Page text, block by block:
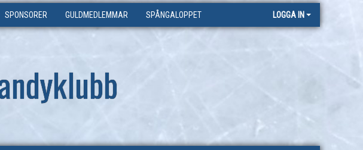
SPONSORER GULDMEDLEMMAR SPÅNGALOPPET LOGGA IN